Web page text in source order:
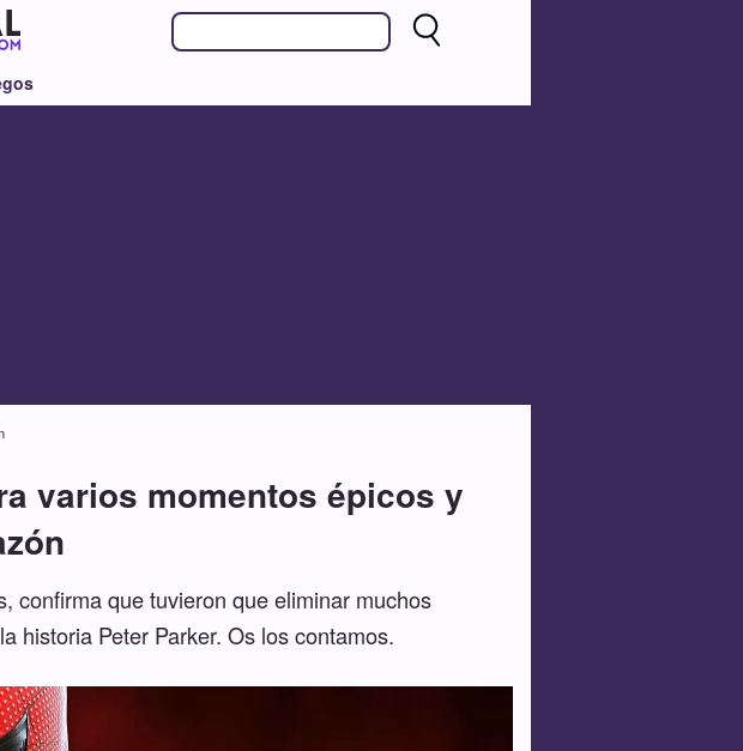
varios momentos épicos y
confirma que tuvieron que eliminar muchos
historia Peter Parker. Os los contamos.